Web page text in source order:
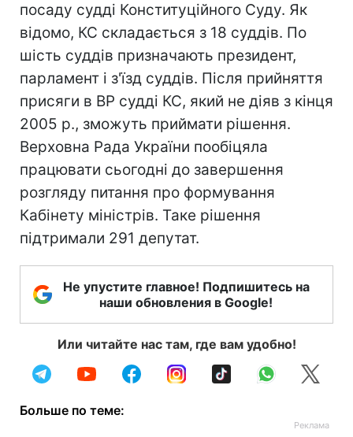
посаду судді Конституційного Суду. Як
відомо, КС складається з 18 суддів. По
шість суддів призначають президент,
парламент і з'їзд суддів. Після прийняття
присяги в ВР судді КС, який не діяв з кінця
2005 р., зможуть приймати рішення.
Верховна Рада України пообіцяла
працювати сьогодні до завершення
розгляду питання про формування
Кабінету міністрів. Таке рішення
підтримали 291 депутат.
Не упустите главное! Подпишитесь на
наши обновления в Google!
Или читайте нас там, где вам удобно!
Больше по теме: